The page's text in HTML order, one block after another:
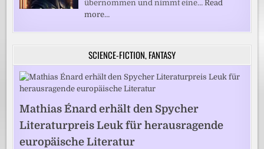
übernommen und nimmt eine…Read
more…
SCIENCE-FICTION, FANTASY
Mathias Énard erhält den Spycher
Literaturpreis Leuk für herausragende
europäische Literatur